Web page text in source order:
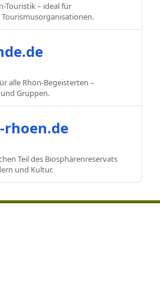
Touristik – ideal für
alle Rhön-Begeisterten –
Gruppen.
rhoen.de
Teil des Biosphärenreservats
und Kultur.